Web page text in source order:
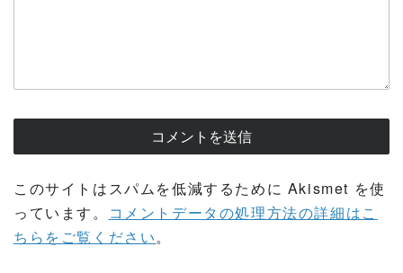
このサイトはスパムを低減するために Akismet を使
っています。
コメントデータの処理方法の詳細はこ
ちらをご覧ください。